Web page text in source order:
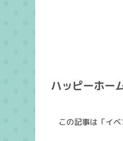
ハッピーホー
この記事は「イ